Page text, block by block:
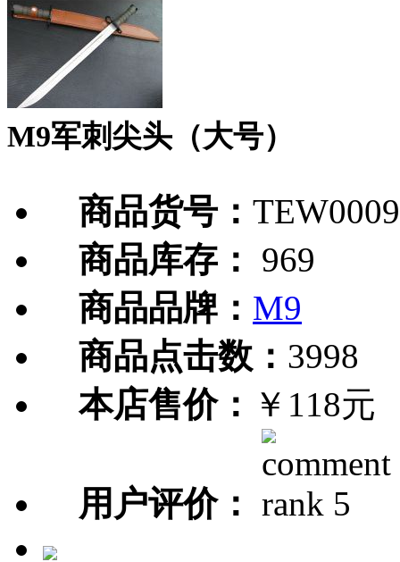
M9军刺尖头（大号）
商品货号：
商品库存：
969
商品品牌： M9
商品点击数： 3998
本店售价： ￥118元
用户评价：